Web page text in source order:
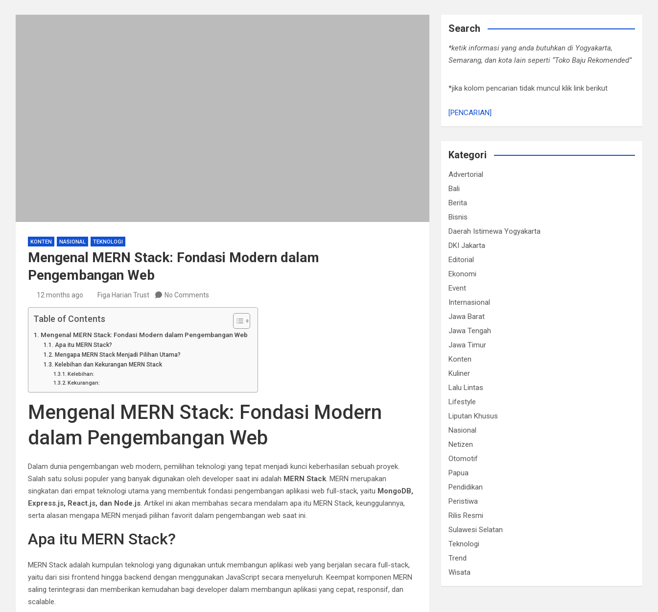
KONTEN NASIONAL TEKNOLOGI
Mengenal MERN Stack: Fondasi Modern dalam
Pengembangan Web
12 months ago Figa Harian Trust No Comments
Table of Contents
Mengenal MERN Stack: Fondasi Modern dalam Pengembangan Web
Apa itu MERN Stack?
Mengapa MERN Stack Menjadi Pilihan Utama?
Kelebihan dan Kekurangan MERN Stack
Kelebihan:
Kekurangan:
Mengenal MERN Stack: Fondasi Modern
dalam Pengembangan Web
Dalam dunia pengembangan web modern, pemilihan teknologi yang tepat menjadi kunci keberhasilan sebuah proyek.
Salah satu solusi populer yang banyak digunakan oleh developer saat ini adalah MERN Stack. MERN merupakan
singkatan dari empat teknologi utama yang membentuk fondasi pengembangan aplikasi web full-stack, yaitu MongoDB,
Express.js, React.js, dan Node.js. Artikel ini akan membahas secara mendalam apa itu MERN Stack, keunggulannya,
serta alasan mengapa MERN menjadi pilihan favorit dalam pengembangan web saat ini.
Apa itu MERN Stack?
MERN Stack adalah kumpulan teknologi yang digunakan untuk membangun aplikasi web yang berjalan secara full-stack,
yaitu dari sisi frontend hingga backend dengan menggunakan JavaScript secara menyeluruh. Keempat komponen MERN
saling terintegrasi dan memberikan kemudahan bagi developer dalam membangun aplikasi yang cepat, responsif, dan
scalable.
Search
*ketik informasi yang anda butuhkan di Yogyakarta,
Semarang, dan kota lain seperti “Toko Baju Rekomended”
*jika kolom pencarian tidak muncul klik link berikut
[PENCARIAN]
Kategori
Advertorial
Bali
Berita
Bisnis
Daerah Istimewa Yogyakarta
DKI Jakarta
Editorial
Ekonomi
Event
Internasional
Jawa Barat
Jawa Tengah
Jawa Timur
Konten
Kuliner
Lalu Lintas
Lifestyle
Liputan Khusus
Nasional
Netizen
Otomotif
Papua
Pendidikan
Peristiwa
Rilis Resmi
Sulawesi Selatan
Teknologi
Trend
Wisata